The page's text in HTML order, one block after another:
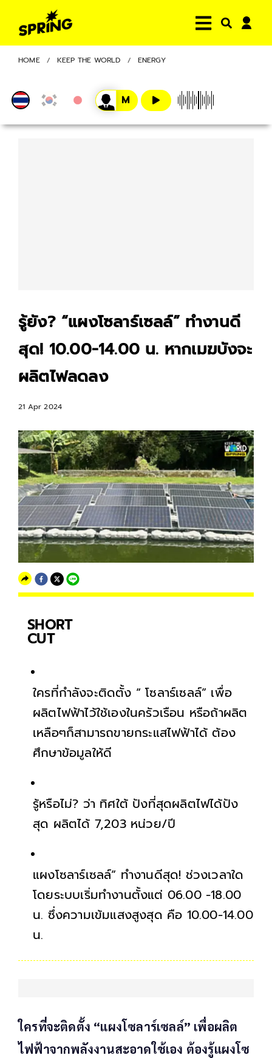
HOME KEEP THE WORLD ENERGY
รู้ยัง? “แผงโซลาร์เซลล์” ทำงานดี
สุด! 10.00-14.00 น. หากเมฆบังจะ
ผลิตไฟลดลง
21 Apr 2024
SHORT
CUT
ใครที่กำลังจะติดตั้ง “ โซลาร์เซลล์” เพื่อ
ผลิตไฟฟ้าไว้ใช้เองในครัวเรือน หรือถ้าผลิต
เหลือๆก็สามารถขายกระแสไฟฟ้าได้ ต้อง
ศึกษาข้อมูลให้ดี
รู้หรือไม่? ว่า ทิศใต้ ปังที่สุดผลิตไฟได้ปัง
สุด ผลิตได้ 7,203 หน่วย/ปี
แผงโซลาร์เซลล์” ทำงานดีสุด! ช่วงเวลาใด
โดยระบบเริ่มทำงานตั้งแต่ 06.00 -18.00
น. ซึ่งความเข้มแสงสูงสุด คือ 10.00-14.00
น.
ใครที่จะติดตั้ง “แผงโซลาร์เซลล์” เพื่อผลิต
ไฟฟ้าจากพลังงานสะอาดใช้เอง ต้องรู้แผงโซ